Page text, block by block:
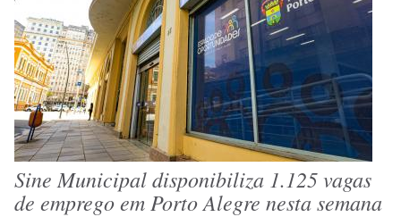
Sine Municipal disponibiliza 1.125 vagas
de emprego em Porto Alegre nesta semana